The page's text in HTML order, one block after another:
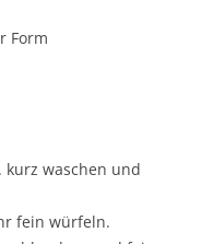
Form
kurz waschen und
fein würfeln.